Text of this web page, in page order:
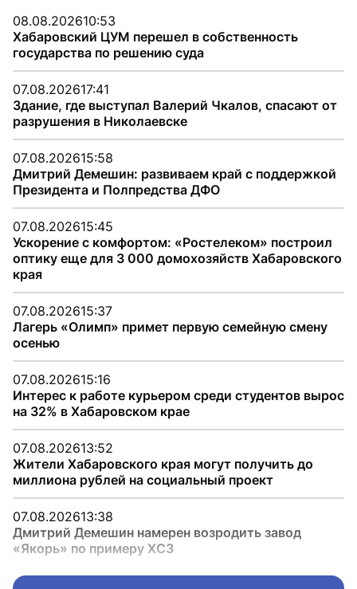
08.08.202610:53
Хабаровский ЦУМ перешел в собственность
государства по решению суда
07.08.202617:41
Здание, где выступал Валерий Чкалов, спасают от
разрушения в Николаевске
07.08.202615:58
Дмитрий Демешин: развиваем край с поддержкой
Президента и Полпредства ДФО
07.08.202615:45
Ускорение с комфортом: «Ростелеком» построил
оптику еще для 3 000 домохозяйств Хабаровского
края
07.08.202615:37
Лагерь «Олимп» примет первую семейную смену
осенью
07.08.202615:16
Интерес к работе курьером среди студентов вырос
на 32% в Хабаровском крае
07.08.202613:52
Жители Хабаровского края могут получить до
миллиона рублей на социальный проект
07.08.202613:38
Дмитрий Демешин намерен возродить завод
«Якорь» по примеру ХСЗ